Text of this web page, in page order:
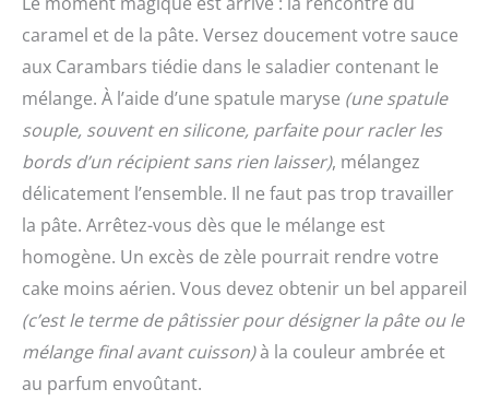
caramel et de la pâte. Versez doucement votre sauce
aux Carambars tiédie dans le saladier contenant le
mélange. À l’aide d’une spatule maryse (une spatule
souple, souvent en silicone, parfaite pour racler les
bords d’un récipient sans rien laisser), mélangez
délicatement l’ensemble. Il ne faut pas trop travailler
la pâte. Arrêtez-vous dès que le mélange est
homogène. Un excès de zèle pourrait rendre votre
cake moins aérien. Vous devez obtenir un bel appareil
(c’est le terme de pâtissier pour désigner la pâte ou le
mélange final avant cuisson)à la couleur ambrée et
au parfum envoûtant.